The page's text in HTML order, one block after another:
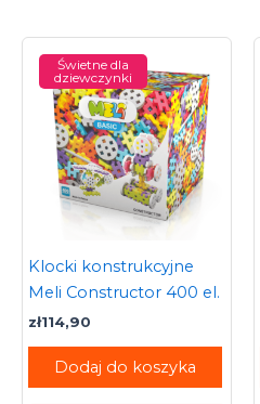
Świetne dla
dziewczynki
Klocki konstrukcyjne
Meli Constructor 400 el.
zł114,90
Dodaj do koszyka